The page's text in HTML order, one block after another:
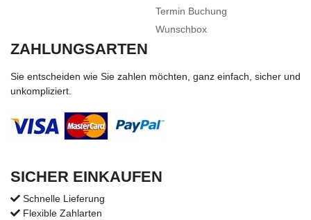
Termin Buchung
Wunschbox
ZAHLUNGSARTEN
Sie entscheiden wie Sie zahlen möchten, ganz einfach, sicher und
unkompliziert.
SICHER EINKAUFEN
Schnelle Lieferung
Flexible Zahlarten